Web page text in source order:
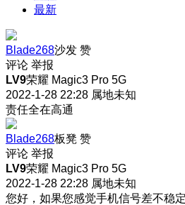
最新
Blade268沙发 赞
评论 举报
LV9荣耀 Magic3 Pro 5G
2022-1-28 22:28 属地未知
责任全在高通
Blade268板凳 赞
评论 举报
LV9荣耀 Magic3 Pro 5G
2022-1-28 22:28 属地未知
您好，如果您感觉手机信号差不稳